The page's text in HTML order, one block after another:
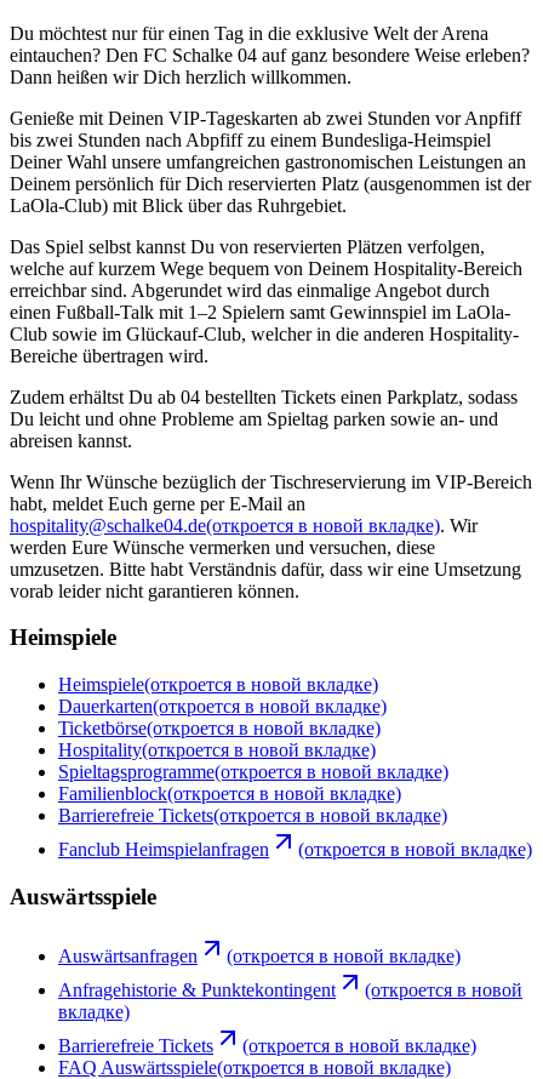
Du möchtest nur für einen Tag in die exklusive Welt der Arena
eintauchen? Den FC Schalke 04 auf ganz besondere Weise erleben?
Dann heißen wir Dich herzlich willkommen.
Genieße mit Deinen VIP-Tageskarten ab zwei Stunden vor Anpfiff
bis zwei Stunden nach Abpfiff zu einem Bundesliga-Heimspiel
Deiner Wahl unsere umfangreichen gastronomischen Leistungen an
Deinem persönlich für Dich reservierten Platz (ausgenommen ist der
LaOla-Club) mit Blick über das Ruhrgebiet.
Das Spiel selbst kannst Du von reservierten Plätzen verfolgen,
welche auf kurzem Wege bequem von Deinem Hospitality-Bereich
erreichbar sind. Abgerundet wird das einmalige Angebot durch
einen Fußball-Talk mit 1–2 Spielern samt Gewinnspiel im LaOla-
Club sowie im Glückauf-Club, welcher in die anderen Hospitality-
Bereiche übertragen wird.
Zudem erhältst Du ab 04 bestellten Tickets einen Parkplatz, sodass
Du leicht und ohne Probleme am Spieltag parken sowie an- und
abreisen kannst.
Wenn Ihr Wünsche bezüglich der Tischreservierung im VIP-Bereich
habt, meldet Euch gerne per E-Mail an
hospitality@schalke04.de(откроется в новой вкладке). Wir
werden Eure Wünsche vermerken und versuchen, diese
umzusetzen. Bitte habt Verständnis dafür, dass wir eine Umsetzung
vorab leider nicht garantieren können.
Heimspiele
Heimspiele(откроется в новой вкладке)
Dauerkarten(откроется в новой вкладке)
Ticketbörse(откроется в новой вкладке)
Hospitality(откроется в новой вкладке)
Spieltagsprogramme(откроется в новой вкладке)
Familienblock(откроется в новой вкладке)
Barrierefreie Tickets(откроется в новой вкладке)
Fanclub Heimspielanfragen
(откроется в новой вкладке)
Auswärtsspiele
Auswärtsanfragen
(откроется в новой вкладке)
Anfragehistorie & Punktekontingent
(откроется в новой
вкладке)
Barrierefreie Tickets
(откроется в новой вкладке)
FAQ Auswärtsspiele(откроется в новой вкладке)